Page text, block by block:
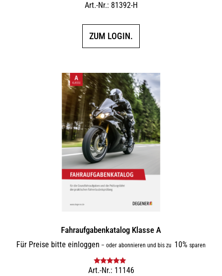
Art.-Nr.: 81392-H
ZUM LOGIN.
Fahraufgabenkatalog Klasse A
Für Preise bitte einloggen – oder abonnieren und bis zu 10% sparen
Bewertet mit
Art.-Nr.: 11146